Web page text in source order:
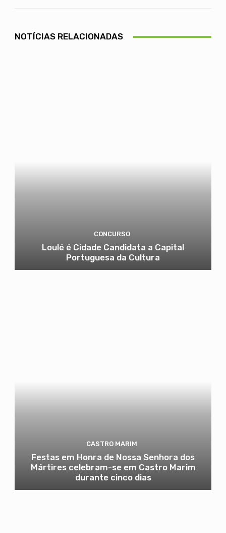
NOTÍCIAS RELACIONADAS
CONCURSO
Loulé é Cidade Candidata a Capital
Portuguesa da Cultura
CASTRO MARIM
Festas em Honra de Nossa Senhora dos
Mártires celebram-se em Castro Marim
durante cinco dias